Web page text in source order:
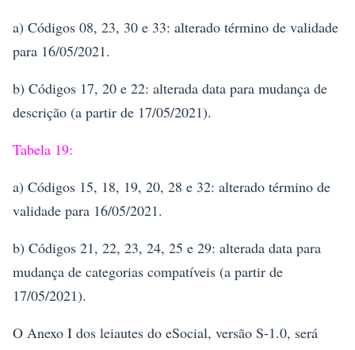
a) Códigos 08, 23, 30 e 33: alterado término de validade
para 16/05/2021.
b) Códigos 17, 20 e 22: alterada data para mudança de
descrição (a partir de 17/05/2021).
Tabela 19:
a) Códigos 15, 18, 19, 20, 28 e 32: alterado término de
validade para 16/05/2021.
b) Códigos 21, 22, 23, 24, 25 e 29: alterada data para
mudança de categorias compatíveis (a partir de
17/05/2021).
O Anexo I dos leiautes do eSocial, versão S-1.0, será